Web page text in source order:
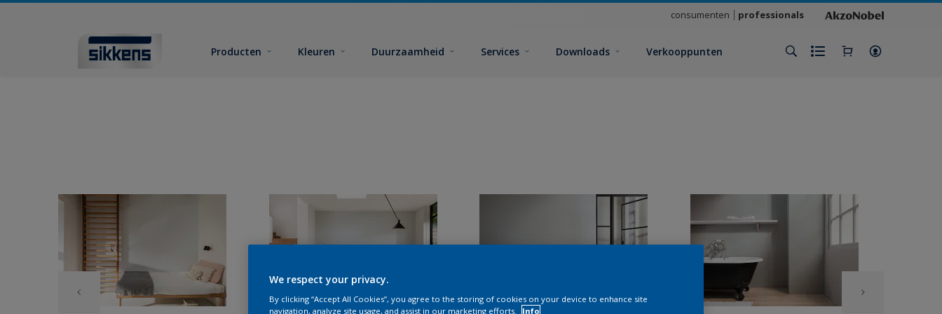
consumenten professionals
Producten Kleuren Duurzaamheid Services Downloads Verkooppunten
We respect your privacy.
By clicking “Accept All Cookies”, you agree to the storing of cookies on your device to enhance site
navigation, analyze site usage, and assist in our marketing efforts.
Info